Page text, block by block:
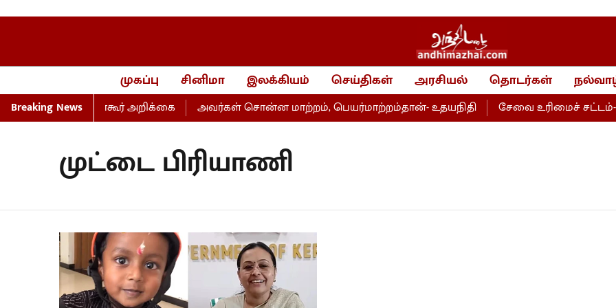
முகப்பு சினிமா இலக்கியம் செய்திகள் அரசியல் தொடர்கள்
Breaking News
மாணிக்கம் தாகூர் அறிக்கை அவர்கள் சொன்ன மாற்றம், பெயர்மாற்றம்தான்- உதயநிதி சேவை உரிமைச் சட்டம்-
முட்டை பிரியாணி